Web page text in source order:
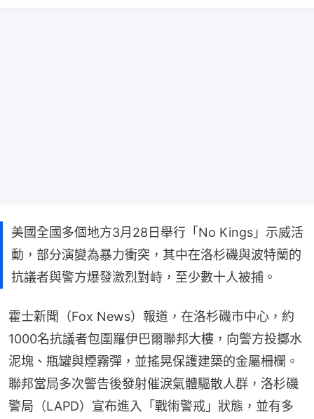
美國全國多個地方3月28日舉行「No Kings」示威活
動，部分演變為暴力衝突，其中在洛杉磯與波特蘭的
抗議者與警方爆發激烈對峙，至少數十人被捕。
霍士新聞（Fox News）報道，在洛杉磯市中心，約
1000名抗議者包圍羅伊巴爾聯邦大樓，向警方投擲水
泥塊、瓶罐與煙霧彈，並搖晃保護建築的金屬柵欄。
聯邦當局多次警告後發射催淚氣體驅散人群，洛杉磯
警局（LAPD）宣布進入「戰術警戒」狀態，並有多